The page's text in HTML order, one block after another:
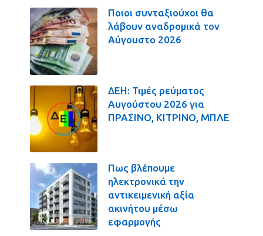
Ποιοι συνταξιούχοι θα
λάβουν αναδρομικά τον
Αύγουστο 2026
ΔΕΗ: Τιμές ρεύματος
Αυγούστου 2026 για
ΠΡΑΣΙΝΟ, ΚΙΤΡΙΝΟ, ΜΠΛΕ
Πως βλέπουμε
ηλεκτρονικά την
αντικειμενική αξία
ακινήτου μέσω
εφαρμογής